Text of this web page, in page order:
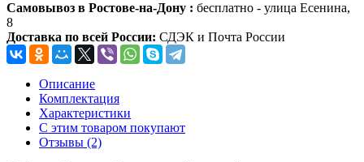
Самовывоз в Ростове-на-Дону : бесплатно - улица Есенина,
8
Доставка по всей России: СДЭК и Почта России
Описание
Комплектация
Характеристики
С этим товаром покупают
Отзывы (2)